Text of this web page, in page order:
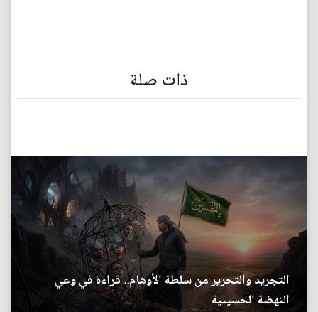
ذات صلة
التجريد والتحرير من سلطة الأوهام.. قراءة في وعي
النهضة الحسينية